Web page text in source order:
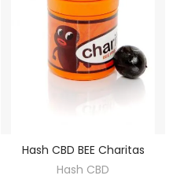
Hash CBD BEE Charitas
Hash CBD